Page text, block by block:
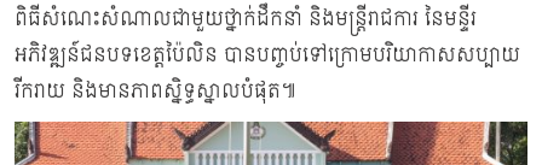
ពិធីសំណេះសំណាលជាមួយថ្នាក់ដឹកនាំ និងមន្ត្រីរាជការ នៃមន្ទីរ
អភិវឌ្ឍន៍ជនបទខេត្តប៉ៃលិន បានបញ្ចប់ទៅក្រោមបរិយាកាសសប្បាយ
រីករាយ និងមានភាពស្និទ្ធស្នាលបំផុត៕